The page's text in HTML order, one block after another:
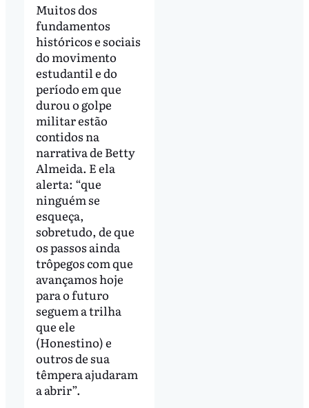
Muitos dos
fundamentos
históricos e sociais
do movimento
estudantil e do
período em que
durou o golpe
militar estão
contidos na
narrativa de Betty
Almeida. E ela
alerta: “que
ninguém se
esqueça,
sobretudo, de que
os passos ainda
trôpegos com que
avançamos hoje
para o futuro
seguem a trilha
que ele
(Honestino) e
outros de sua
têmpera ajudaram
a abrir”.